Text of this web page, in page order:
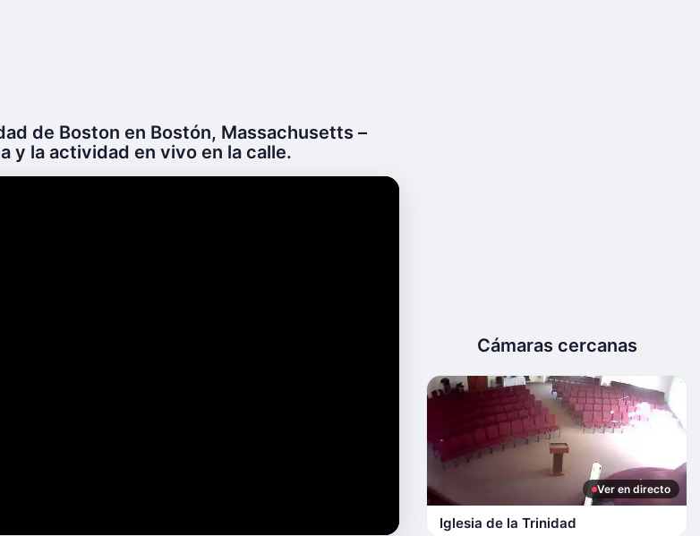
de Boston en Bostón, Massachusetts –
y la actividad en vivo en la calle.
Cámaras cercanas
Ver en directo
Iglesia de la Trinidad